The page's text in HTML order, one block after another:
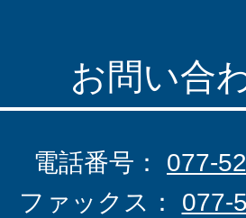
お問い合
電話番号： 077-
ファックス： 077-